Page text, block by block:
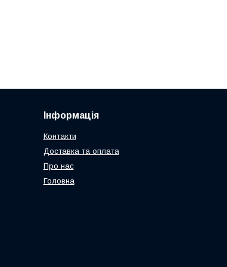
Інформація
Контакти
Доставка та оплата
Про нас
Головна